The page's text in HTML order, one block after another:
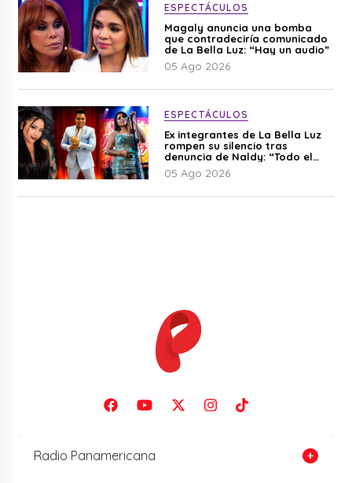
ESPECTÁCULOS
Magaly anuncia una bomba
que contradeciría comunicado
de La Bella Luz: “Hay un audio”
05 Ago 2026
ESPECTÁCULOS
Ex integrantes de La Bella Luz
rompen su silencio tras
denuncia de Naldy: “Todo el
mundo lo sabía”
05 Ago 2026
Radio Panamericana